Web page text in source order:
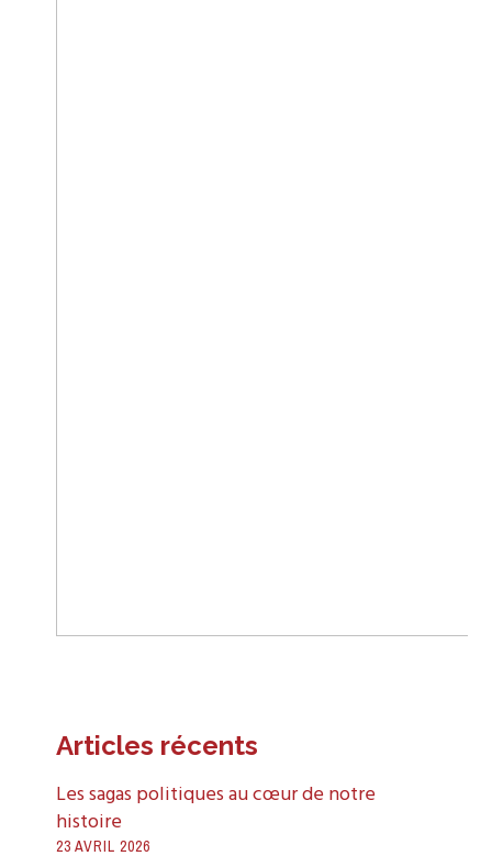
Articles récents
Les sagas politiques au cœur de notre
histoire
23 AVRIL 2026